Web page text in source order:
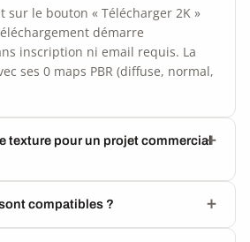
sur le bouton « Télécharger 2K »
démarre
inscription ni email requis. La
ses 0 maps PBR (diffuse, normal,
texture pour un projet commercial
compatibles ?